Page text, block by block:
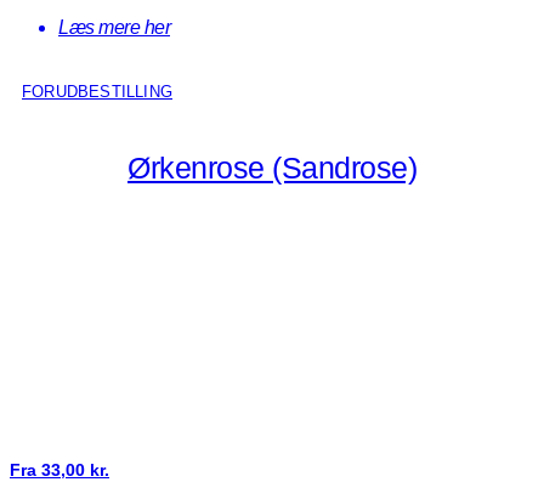
Læs mere her
FORUDBESTILLING
Ørkenrose (Sandrose)
Fra 33,00 kr.